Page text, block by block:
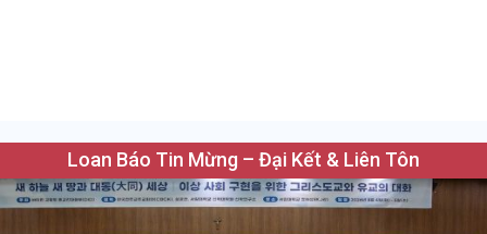
Loan Báo Tin Mừng – Đại Kết & Liên Tôn